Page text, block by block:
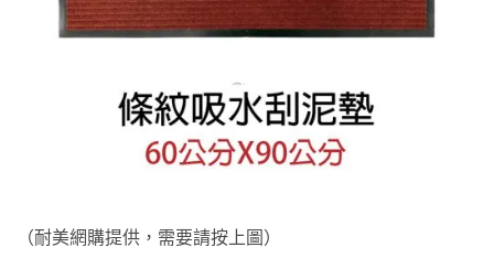
（耐美網購提供，需要請按上圖）